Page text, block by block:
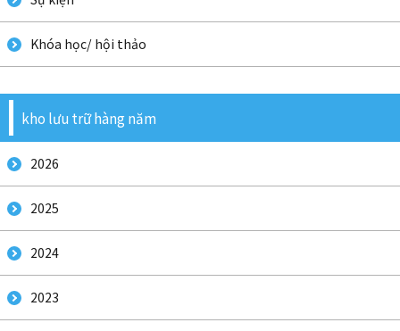
Khóa học/ hội thảo
kho lưu trữ hàng năm
2026
2025
2024
2023